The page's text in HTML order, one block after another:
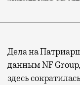
Дела на
данным NF
здесь